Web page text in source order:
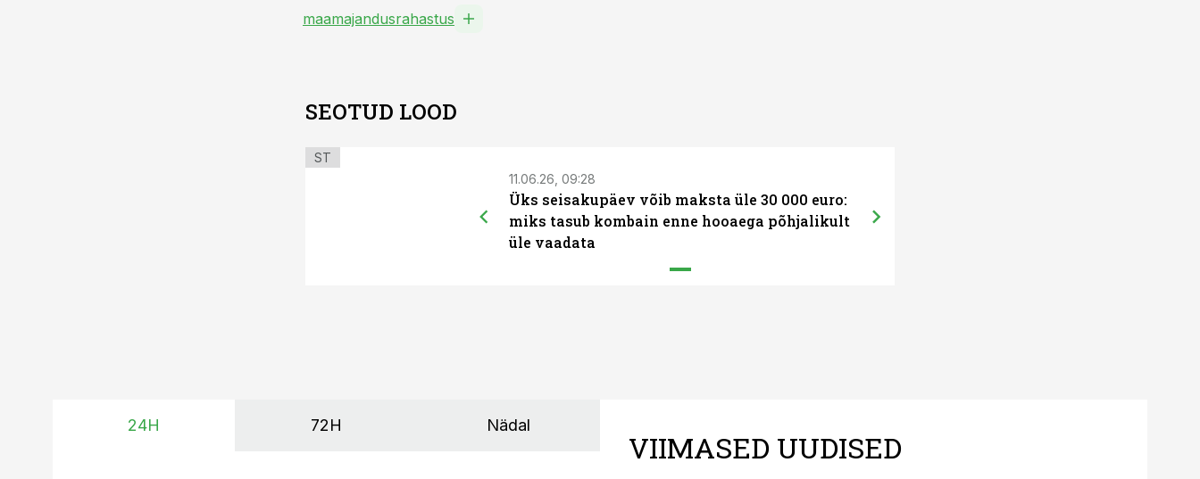
maamajandusrahastus
SEOTUD LOOD
ST
11.06.26, 09:28
Üks seisakupäev võib maksta üle 30 000 euro:
miks tasub kombain enne hooaega põhjalikult
üle vaadata
24H 72H Nädal
VIIMASED UUDISED